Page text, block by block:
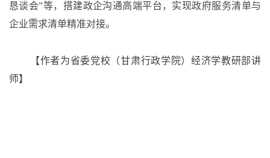
恳谈会”等，搭建政企沟通高端平台，实现政府服务清单与
企业需求清单精准对接。
【作者为省委党校（甘肃行政学院）经济学教研部讲
师】